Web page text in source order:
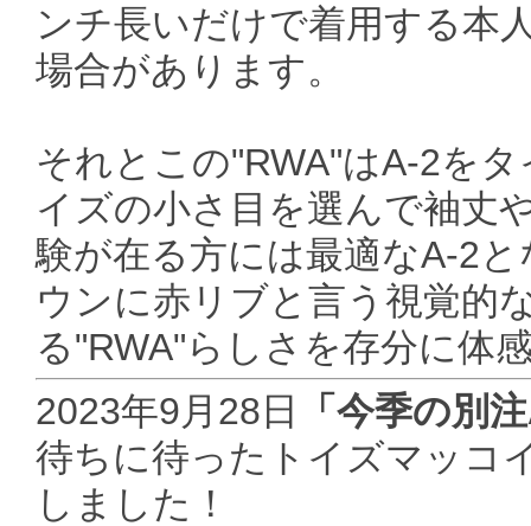
ンチ長いだけで着用する本
場合があります。
それとこの"RWA"はA-2を
イズの小さ目を選んで袖丈
験が在る方には最適なA-2
ウンに赤リブと言う視覚的
る"RWA"らしさを存分に体
2023年9月28日
「今季の別
待ちに待ったトイズマッコ
しました！